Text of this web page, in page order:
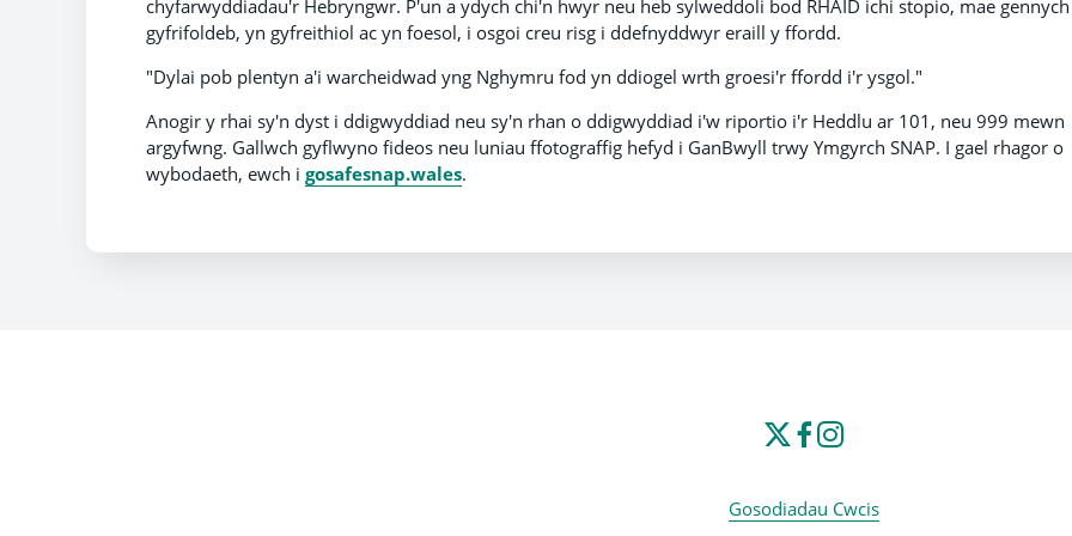
chyfarwyddiadau'r Hebryngwr. P'un a ydych chi'n hwyr neu heb sylweddoli bod RHAID ichi stopio, mae
gyfrifoldeb, yn gyfreithiol ac yn foesol, i osgoi creu risg i ddefnyddwyr eraill y ffordd.
"Dylai pob plentyn a'i warcheidwad yng Nghymru fod yn ddiogel wrth groesi'r ffordd i'r ysgol."
Anogir y rhai sy'n dyst i ddigwyddiad neu sy'n rhan o ddigwyddiad i'w riportio i'r Heddlu ar 101, neu 999 mewn
argyfwng. Gallwch gyflwyno fideos neu luniau ffotograffig hefyd i GanBwyll trwy Ymgyrch SNAP. I gael rhagor o
wybodaeth, ewch i gosafesnap.wales.
Gosodiadau Cwcis